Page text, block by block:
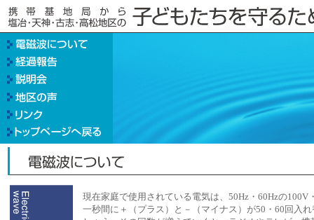
現在家庭で使用されている電気は、50Hz・60Hzの100V
一秒間に＋（プラス）と－（マイナス）が50・60回入